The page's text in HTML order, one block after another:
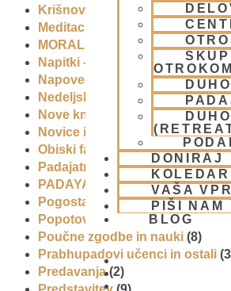
OTROKOM
DONIRAJ
KOLEDAR
VAŠA
PIŠI NAM
BLOG
Krišnove inkarnacije
Meditacija
MORALA IN ETIKA
(5)
Napitki – topli
Napovednik
Nedeljska predavanja in festivali
Nove knjige
Novice iz skupnosti(1)
Obiski fakultete – šole(6)
Padajatra 2008(12)
PADAYATRA
(3)
Pogosta vprašanja(2)
Popotovanja
Poučne zgodbe in nauki (8)
Prabhupadovi učenci in ostali
Predavanja(2)